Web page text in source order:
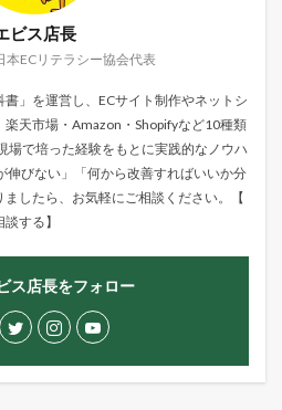
ビス店長
本ECリテラシー協会代表
書」を運営し、ECサイト制作やネットシ
楽天市場・Amazon・Shopifyなど10種類
場で培った経験をもとに実践的なノウハ
伸びない」「何から改善すればいいか分
したら、お気軽にご相談ください。【
談する】
ス店長をフォロー